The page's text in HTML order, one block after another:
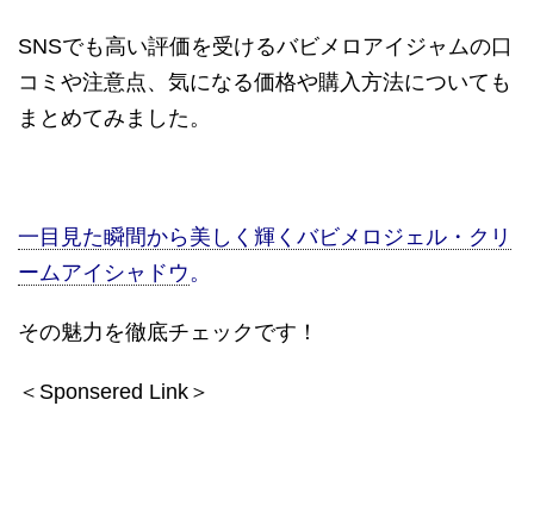
SNSでも高い評価を受けるバビメロアイジャムの口
コミや注意点、気になる価格や購入方法についても
まとめてみました。
一目見た瞬間から美しく輝くバビメロジェル・クリ
ームアイシャドウ。
その魅力を徹底チェックです！
＜Sponsered Link＞